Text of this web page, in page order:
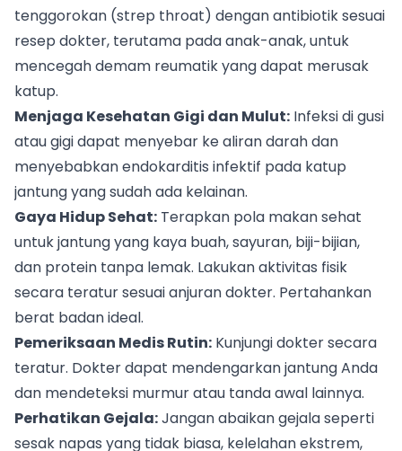
tenggorokan (strep throat) dengan antibiotik sesuai
resep dokter, terutama pada anak-anak, untuk
mencegah demam reumatik yang dapat merusak
katup.
Menjaga Kesehatan Gigi dan Mulut: Infeksi di gusi
atau gigi dapat menyebar ke aliran darah dan
menyebabkan endokarditis infektif pada katup
jantung yang sudah ada kelainan.
Gaya Hidup Sehat: Terapkan pola makan sehat
untuk jantung yang kaya buah, sayuran, biji-bijian,
dan protein tanpa lemak. Lakukan aktivitas fisik
secara teratur sesuai anjuran dokter. Pertahankan
berat badan ideal.
Pemeriksaan Medis Rutin: Kunjungi dokter secara
teratur. Dokter dapat mendengarkan jantung Anda
dan mendeteksi murmur atau tanda awal lainnya.
Perhatikan Gejala:Jangan abaikan gejala seperti
sesak napas yang tidak biasa, kelelahan ekstrem,